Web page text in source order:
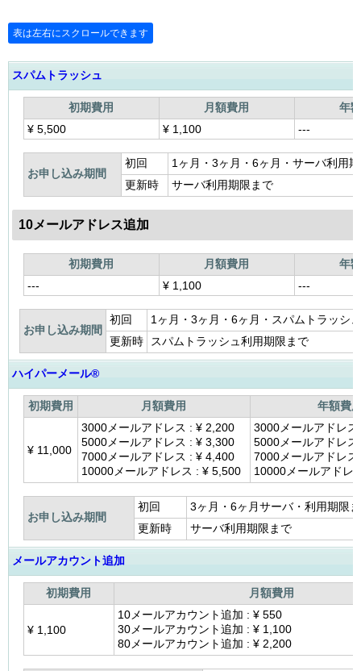
スパムトラッシュ
初期費用 月額費用
年
¥5,500 ¥1,100 ---
お申し込み期間
初回
1ヶ月・3ヶ月・6ヶ月・サーバ利用
更新時
サーバ利用期限まで
10メールアドレス追加
初期費用 月額費用
年
---
¥1,100 ---
お申し込み期間
初回
1ヶ月・3ヶ月・6ヶ月・スパムトラッシ
更新時
スパムトラッシュ利用期限まで
ハイパーメール®
初期費用 月額費用 年額費
¥11,000
3000メールアドレス : ¥2,200
5000メールアドレス : ¥3,300
7000メールアドレス : ¥4,400
10000メールアドレス : ¥5,500
3000メールアドレ
5000メールアドレ
7000メールアドレ
10000メールアドレ
お申し込み期間
初回
3ヶ月・6ヶ月サーバ・利用期限
更新時
サーバ利用期限まで
メールアカウント追加
初期費用 月額費用
¥1,100
10メールアカウント追加 : ¥550
30メールアカウント追加 : ¥1,100
80メールアカウント追加 : ¥2,200